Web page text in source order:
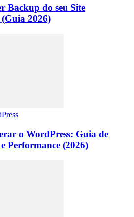
Backup do seu Site
2026)
o WordPress: Guia de
Performance (2026)